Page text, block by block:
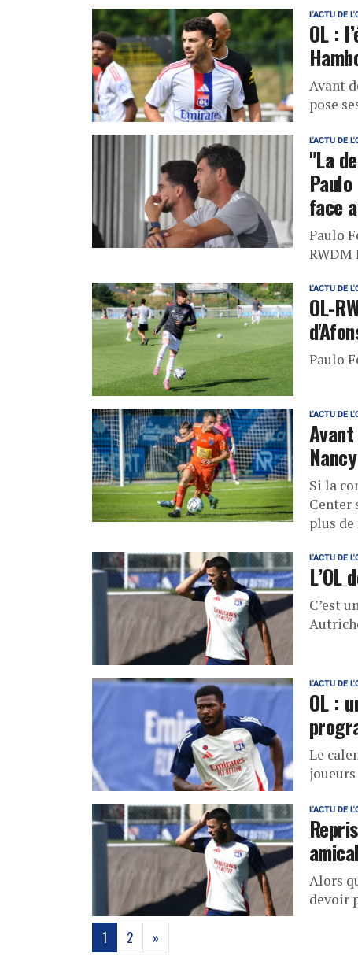
L'ACTU DE
OL :
Avant
pose
L'ACTU DE
"La
face
Paulo
RWDM
L'ACTU DE
OL-
Paulo
L'ACTU DE
Si la
Center
plus
L'ACTU DE
C’est
L'ACTU DE
OL :
Le
L'ACTU DE
Alors
devoir
1 (current)
2 »